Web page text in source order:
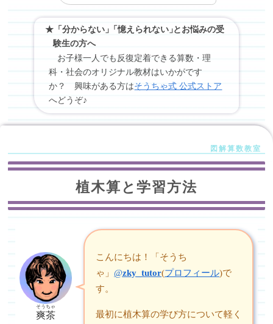
★「分からない」「憶えられない」とお悩みの受
験生の方へ
お子様一人でも反復定着できる算数・理
科・社会のオリジナル教材はいかがです
か？ 興味がある方はそうちゃ式 公式ストア
へどうぞ♪
植木算と学習方法
爽茶
そうちゃ
こんにちは！「そうち
ゃ」@zky_tutor(プロフィール)で
す。
最初に植木算の学び方について軽く